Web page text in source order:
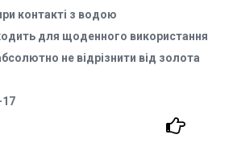
контакті з водою
для щоденного використання
не відрізнити від золота
17